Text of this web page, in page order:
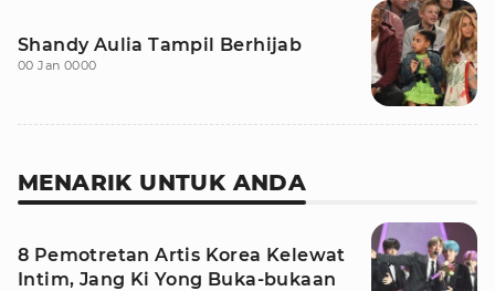
Shandy Aulia Tampil Berhijab
00 Jan 0000
MENARIK UNTUK ANDA
8 Pemotretan Artis Korea Kelewat
Intim, Jang Ki Yong Buka-bukaan